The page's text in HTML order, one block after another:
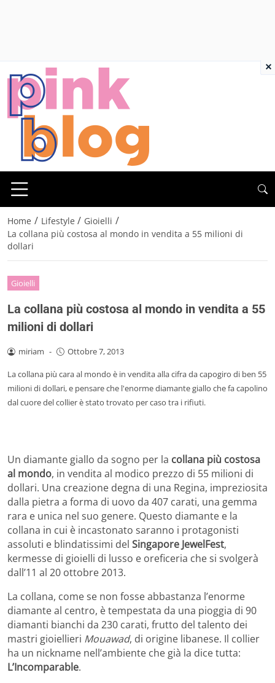
Home / Lifestyle / Gioielli /
La collana più costosa al mondo in vendita a 55 milioni di
dollari
Gioielli
La collana più costosa al mondo in vendita a 55
milioni di dollari
miriam - Ottobre 7, 2013
La collana più cara al mondo è in vendita alla cifra da capogiro di ben 55
milioni di dollari, e pensare che l'enorme diamante giallo che fa capolino
dal cuore del collier è stato trovato per caso tra i rifiuti.
Un diamante giallo da sogno per la collana più costosa
al mondo, in vendita al modico prezzo di 55 milioni di
dollari. Una creazione degna di una Regina, impreziosita
dalla pietra a forma di uovo da 407 carati, una gemma
rara e unica nel suo genere. Questo diamante e la
collana in cui è incastonato saranno i protagonisti
assoluti e blindatissimi del Singapore JewelFest,
kermesse di gioielli di lusso e oreficeria che si svolgerà
dall’11 al 20 ottobre 2013.
La collana, come se non fosse abbastanza l’enorme
diamante al centro, è tempestata da una pioggia di 90
diamanti bianchi da 230 carati, frutto del talento dei
mastri gioiellieri Mouawad, di origine libanese. Il collier
ha un nickname nell’ambiente che già la dice tutta:
L’Incomparable.
×